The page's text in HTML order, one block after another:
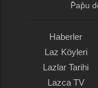
P̌ap̌u
Haberler
Laz Köyleri
Lazlar Tarihi
Lazca TV